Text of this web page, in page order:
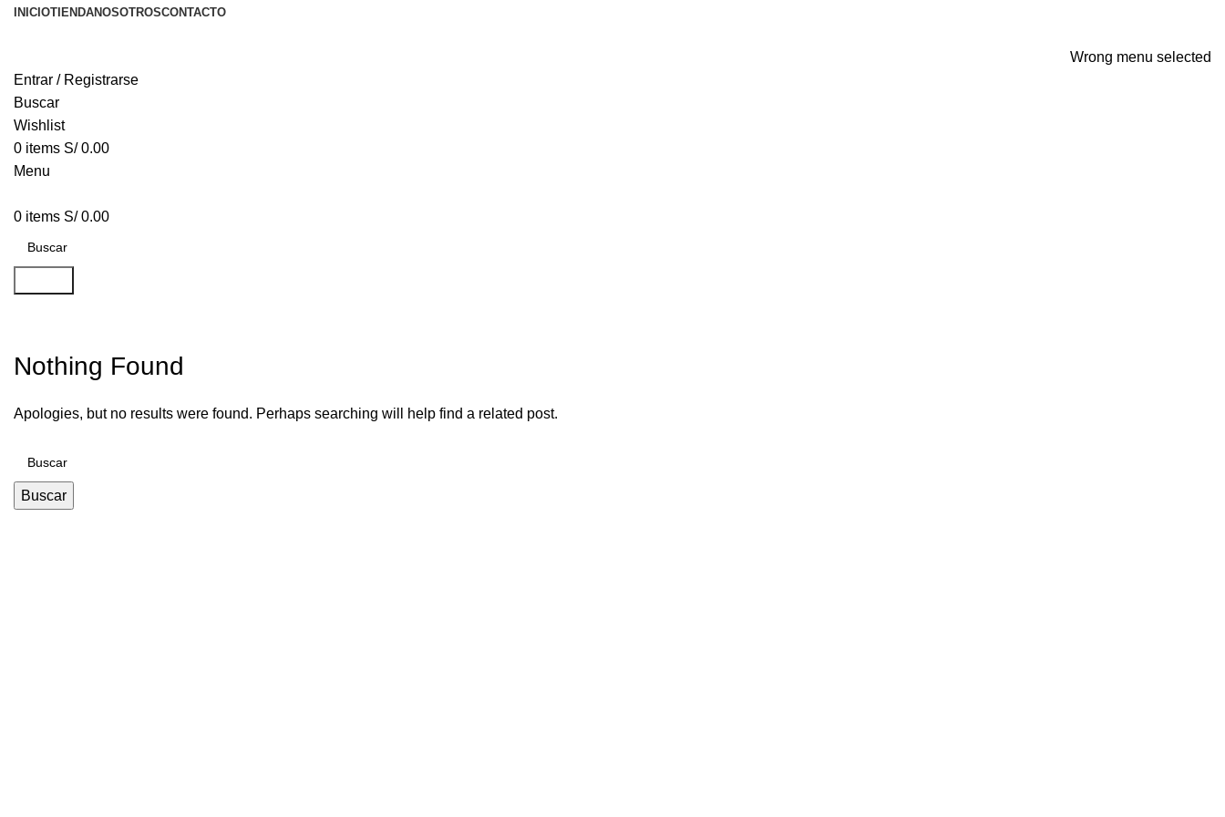
INICIOTIENDANOSOTROSCONTACTO
Wrong menu selected
Entrar / Registrarse
Buscar
Wishlist
0 items S/0.00
Menu
0 items S/0.00
Nothing Found
Apologies, but no results were found. Perhaps searching will help find a related post.
Buscar